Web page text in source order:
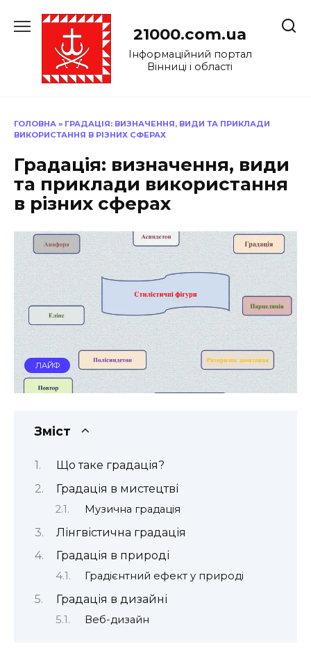
до
21000.com.ua
Інформаційний портал
Вінниці і області
ГОЛОВНА » ГРАДАЦІЯ: ВИЗНАЧЕННЯ, ВИДИ ТА ПРИКЛАДИ
ВИКОРИСТАННЯ В РІЗНИХ СФЕРАХ
Градація: визначення, види
та приклади використання
в різних сферах
ЛАЙФ
Зміст
Що таке градація?
Градація в мистецтві
Музична градація
Лінгвістична градація
Градація в природі
Градієнтний ефект у природі
Градація в дизайні
Веб-дизайн